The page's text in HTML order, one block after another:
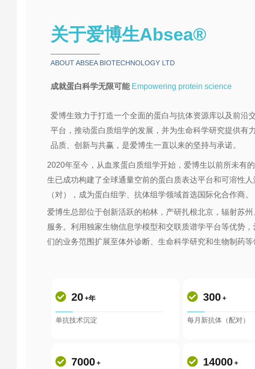
关于爱博生Absea®
ABOUT ABSEA BIOTECHNOLOGY LTD
成就蛋白科学无限可能 Empowering protein science
爱博生致力于打造一个全面的蛋白与抗体资源库以及前沿
平台，推动蛋白质组学的发展，并为生命科学研究提供有力
品质、创新与共赢，是爱博生一直以来的坚持与承诺。
2020年至今，从血浆蛋白质组学开始，爱博生以前所未有
生已成功构建了全球通量空前的蛋白质表达平台和可溶性
（对），成为蛋白组学、抗体组学领域首选国际化合作商。
爱博生总部位于创新活跃的柏林，产研扎根北京，辐射苏
服务。利用独家生物信息学模型和交联质谱学平台等优势
们的业务范围扩展至体外诊断、生命科学研究和生物制药等
20+年
单抗技术沉淀
300 +
每月新抗体（配对）
7000+ 14000 +